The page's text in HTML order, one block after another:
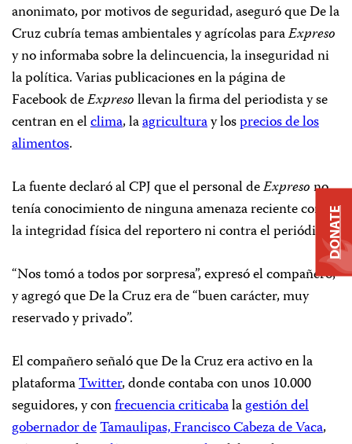
anonimato, por motivos de seguridad, aseguró que De la
Cruz cubría temas ambientales y agrícolas paraExpreso
y no informaba sobre la delincuencia, la inseguridad ni
la política. Varias publicaciones en la página de
Facebook deExpresollevan la firma del periodista y se
centran en elclima, laagriculturay losprecios de los
alimentos.
La fuente declaró al CPJ que el personal deExpresono
tenía conocimiento de ninguna amenaza reciente contra
la integridad física del reportero ni contra el periódico.
“Nos tomó a todos por sorpresa”, expresó el compañero,
y agregó que De la Cruz era de “buen carácter, muy
reservado y privado”.
El compañero señaló que De la Cruz era activo en la
plataformaTwitter, donde contaba con unos 10.000
seguidores, y confrecuencia criticabalagestión del
gobernador deTamaulipas, Francisco Cabeza de Vaca,
DONATE